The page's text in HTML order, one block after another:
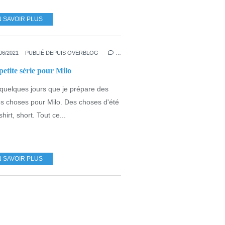
SAVOIR PLUS
,PETIT GARS
2021 PUBLIÉ DEPUIS OVERBLOG
série pour Milo
jours que je prépare des
choses pour Milo. Des choses d'été
short. Tout ce...
SAVOIR PLUS